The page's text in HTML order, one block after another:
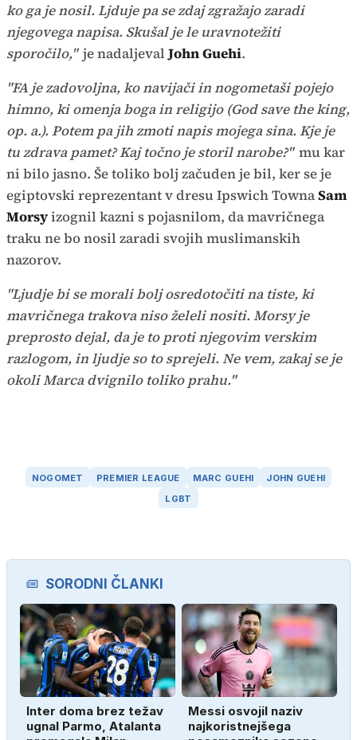
ko ga je nosil. Ljduje pa se zdaj zgražajo zaradi
njegovega napisa. Skušal je le uravnotežiti
sporočilo," je nadaljevalJohn Guehi.
"FA je zadovoljna, ko navijači in nogometaši pojejo
himno, ki omenja boga in religijo (God save the king,
op. a.). Potem pa jih zmoti napis mojega sina. Kje je
tu zdrava pamet? Kaj točno je storil narobe?" mu kar
ni bilo jasno. Še toliko bolj začuden je bil, ker se je
egiptovski reprezentant v dresu Ipswich TownaSam
Morsyizognil kazni s pojasnilom, da mavričnega
traku ne bo nosil zaradi svojih muslimanskih
nazorov.
"Ljudje bi se morali bolj osredotočiti na tiste, ki
mavričnega trakova niso želeli nositi. Morsy je
preprosto dejal, da je to proti njegovim verskim
razlogom, in ljudje so to sprejeli. Ne vem, zakaj se je
okoli Marca dvignilo toliko prahu."
NOGOMET PREMIER LEAGUE MARC GUEHI
JOHN GUEHI
LGBT
SORODNI ČLANKI
Inter doma brez težav
ugnal Parmo, Atalanta
Messi osvojil naziv
najkoristnejšega